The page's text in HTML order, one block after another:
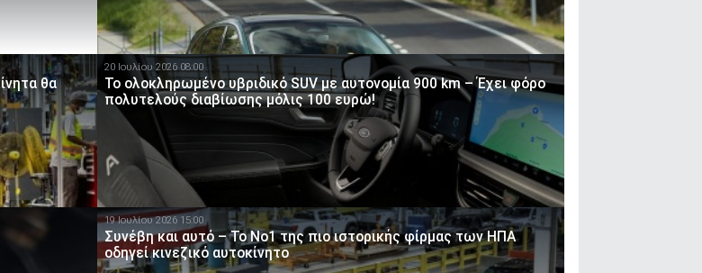
θα
20 Ιουλίου 2026 08:00
Το ολοκληρωμένο υβριδικό SUV με αυτονομία 900 km – Έχει φόρο
πολυτελούς διαβίωσης μόλις 100 ευρώ!
19 Ιουλίου 2026 15:00
Συνέβη και αυτό – Το Νο1 της πιο ιστορικής φίρμας των ΗΠΑ
οδηγεί κινεζικό αυτοκίνητο